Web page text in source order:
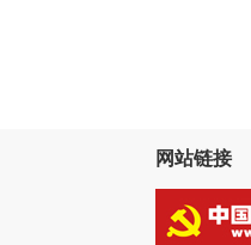
网站链接